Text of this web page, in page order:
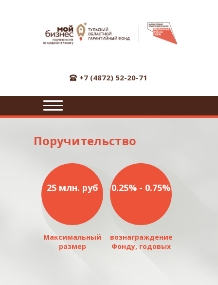
+7 (4872) 52-20-71
О
ПРОДУКТЕ
"ПОРУЧИТЕЛЬСТВО
ФОНДА"
НАС
Поручительство
25 млн. руб
Максимальный
размер
0.25% - 0.75%
вознаграждение
Фонду, годовых